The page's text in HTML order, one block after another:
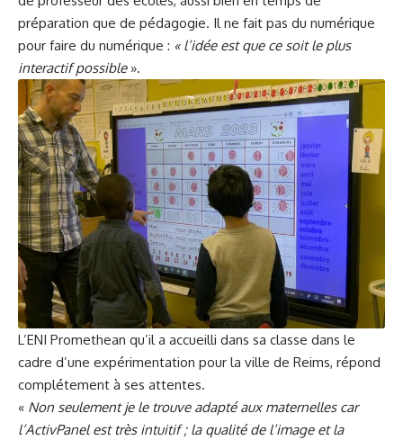
préparation que de pédagogie. Il ne fait pas du numérique
pour faire du numérique : « l’idée est que ce soit le plus
interactif possible».
L’ENI Promethean qu’il a accueilli dans sa classe dans le
cadre d’une expérimentation pour la ville de Reims, répond
complétement à ses attentes.
« Non seulement je le trouve adapté aux maternelles car
l’ActivPanel est très intuitif ; la qualité de l’image et la